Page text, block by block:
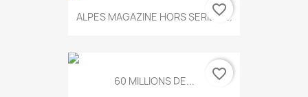
ALPES MAGAZINE HORS SERIE N...
favorite_border
60 MILLIONS DE... favorite_border